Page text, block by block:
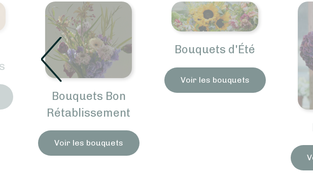
Bouquets Bon
Rétablissement
Voir les bouquets
Bouquets d'Été
Voir les bouquets